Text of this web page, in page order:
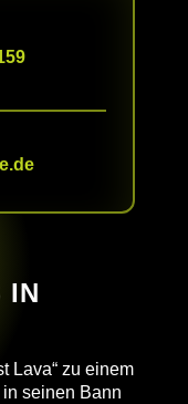
IN
Lava“ zu einem
seinen Bann